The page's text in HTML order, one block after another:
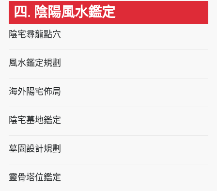
四. 陰陽風水鑑定
陰宅尋龍點穴
風水鑑定規劃
海外陽宅佈局
陰宅墓地鑑定
墓園設計規劃
靈骨塔位鑑定